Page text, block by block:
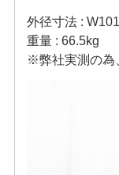
外径寸法 :
重量 : 66.5kg
※弊社実測の為